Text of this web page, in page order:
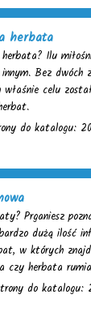
herbata
Ilu
Bez dwóch
celu
do katalogu:
Prganiesz
dużą ilość
w których
czy herbata
do katalogu: